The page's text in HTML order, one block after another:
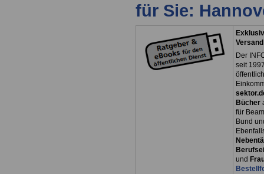
für Sie:
Der
seit
Bücher
für
Bund
und